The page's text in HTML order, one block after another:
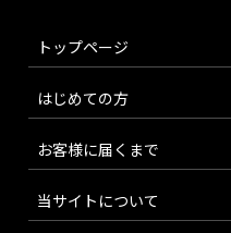
トップページ
はじめての方
お客様に届くまで
当サイトについて